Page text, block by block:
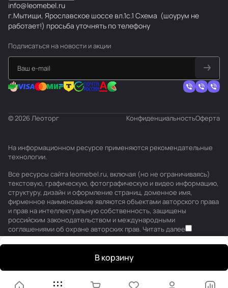
В корзину
info@leomebel.ru
г.Мытищи, Ярославское шоссе вл.1с.1 Схема (шоурум не
работает!) просьба уточнять по телефону
Подписаться на новости и акции
© 2026 Леоторг КонфиденциальностьОферта
На информационном ресурсе применяются рекомендательные
технологии.
Все ресурсы сайта leomebel.ru, включая (но не ограничиваясь)
текстовую, графическую, фотографическую и видео информацию,
структуру, дизайн и оформление страниц, доменное имя,
фирменное наименование являются объектами авторского права
и прав на интеллектуальную собственность, защищены
российским законодательством и международными
соглашениями об охране авторских прав. Читать далее